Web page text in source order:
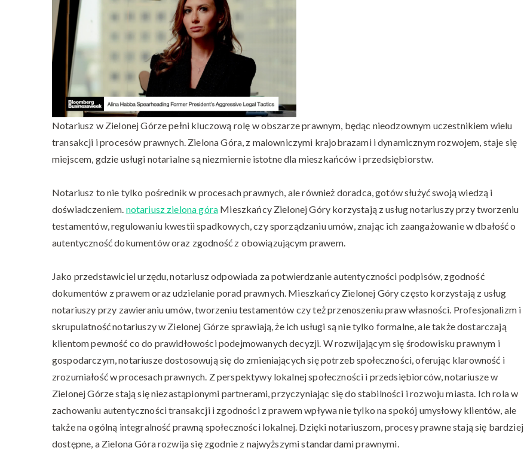
Notariusz w Zielonej Górze pełni kluczową rolę w obszarze prawnym, będąc nieodzownym uczestnikiem wielu
transakcji i procesów prawnych. Zielona Góra, z malowniczymi krajobrazami i dynamicznym rozwojem, staje się
miejscem, gdzie usługi notarialne są niezmiernie istotne dla mieszkańców i przedsiębiorstw.
Notariusz to nie tylko pośrednik w procesach prawnych, ale również doradca, gotów służyć swoją wiedzą i
doświadczeniem. notariusz zielona góra Mieszkańcy Zielonej Góry korzystają z usług notariuszy przy tworzeniu
testamentów, regulowaniu kwestii spadkowych, czy sporządzaniu umów, znając ich zaangażowanie w dbałość o
autentyczność dokumentów oraz zgodność z obowiązującym prawem.
Jako przedstawiciel urzędu, notariusz odpowiada za potwierdzanie autentyczności podpisów, zgodność
dokumentów z prawem oraz udzielanie porad prawnych. Mieszkańcy Zielonej Góry często korzystają z usług
notariuszy przy zawieraniu umów, tworzeniu testamentów czy też przenoszeniu praw własności. Profesjonalizm i
skrupulatność notariuszy w Zielonej Górze sprawiają, że ich usługi są nie tylko formalne, ale także dostarczają
klientom pewność co do prawidłowości podejmowanych decyzji. W rozwijającym się środowisku prawnym i
gospodarczym, notariusze dostosowują się do zmieniających się potrzeb społeczności, oferując klarowność i
zrozumiałość w procesach prawnych. Z perspektywy lokalnej społeczności i przedsiębiorców, notariusze w
Zielonej Górze stają się niezastąpionymi partnerami, przyczyniając się do stabilności i rozwoju miasta. Ich rola w
zachowaniu autentyczności transakcji i zgodności z prawem wpływa nie tylko na spokój umysłowy klientów, ale
także na ogólną integralność prawną społeczności lokalnej. Dzięki notariuszom, procesy prawne stają się bardziej
dostępne, a Zielona Góra rozwija się zgodnie z najwyższymi standardami prawnymi.